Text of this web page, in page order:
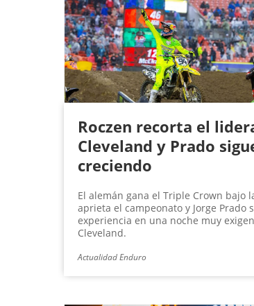
Roczen recorta el
Cleveland y Prado
creciendo
El alemán gana el Triple Crown bajo
aprieta el campeonato y Jorge Prado
experiencia en una noche muy
Cleveland.
Actualidad Enduro